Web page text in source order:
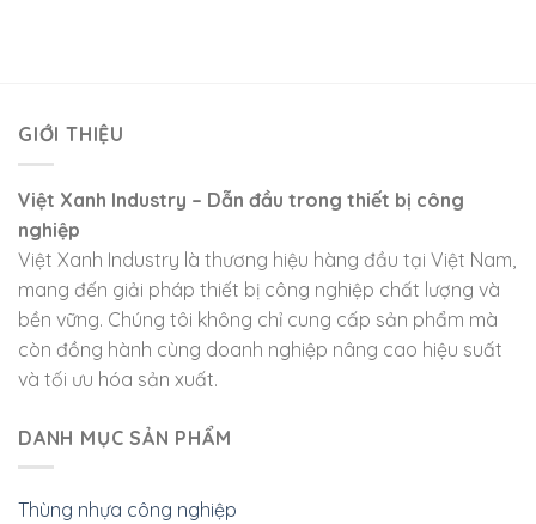
GIỚI THIỆU
Việt Xanh Industry – Dẫn đầu trong thiết bị công
nghiệp
Việt Xanh Industry là thương hiệu hàng đầu tại Việt Nam,
mang đến giải pháp thiết bị công nghiệp chất lượng và
bền vững. Chúng tôi không chỉ cung cấp sản phẩm mà
còn đồng hành cùng doanh nghiệp nâng cao hiệu suất
và tối ưu hóa sản xuất.
DANH MỤC SẢN PHẨM
Thùng nhựa công nghiệp